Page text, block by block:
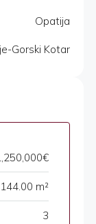
Opatija
Gorski Kotar
144.00 m²
3